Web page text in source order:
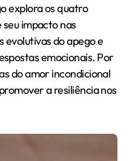
explora os quatro
impacto nas
evolutivas do apego e
emocionais. Por
do amor incondicional
a resiliência nos